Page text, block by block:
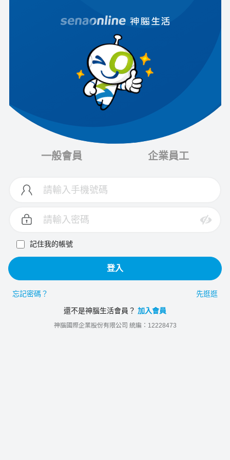
一般會員 企業員工
記住我的帳號
登入
忘記密碼？ 先逛逛
還不是神腦生活會員？ 加入會員
神腦國際企業股份有限公司 統編：12228473